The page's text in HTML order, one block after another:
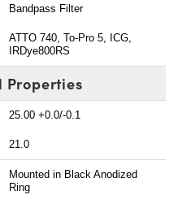
Bandpass Filter
ATTO 740, To-Pro 5, ICG,
IRDye800RS
Properties
25.00 +0.0/-0.1
21.0
Mounted in Black Anodized
Ring